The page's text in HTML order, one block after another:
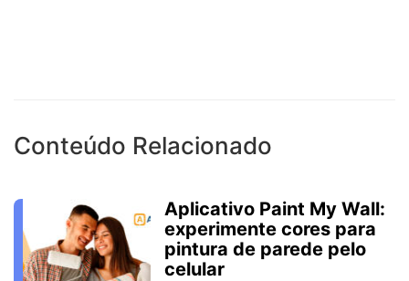
Conteúdo Relacionado
Aplicativo Paint My Wall:
experimente cores para
pintura de parede pelo
celular